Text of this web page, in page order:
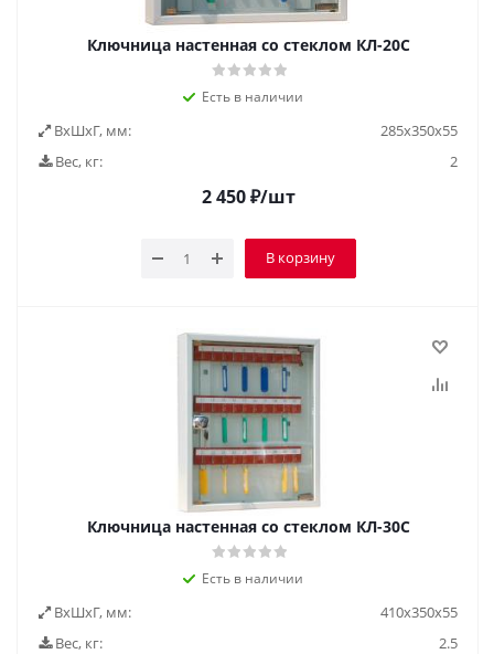
Ключница настенная со стеклом КЛ-20С
Есть в наличии
ВxШxГ, мм:
285х350х55
Вес, кг:
2
2 450₽/шт
В корзину
Ключница настенная со стеклом КЛ-30С
Есть в наличии
ВxШxГ, мм:
410х350х55
Вес, кг:
2.5